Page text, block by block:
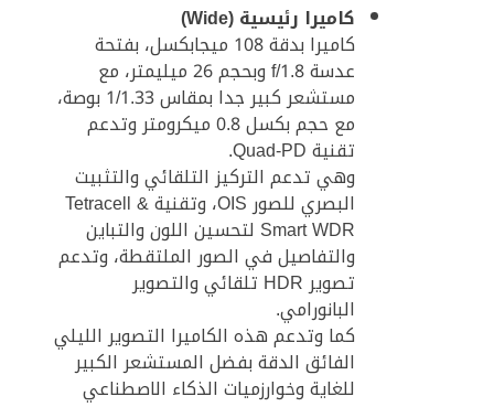
كاميرا رئيسية (Wide)
كاميرا بدقة 108 ميجابكسل، بفتحة
عدسة f/1.8 وبحجم 26 ميليمتر، مع
مستشعر كبير جدا بمقاس 1/1.33 بوصة،
مع حجم بكسل 0.8 ميكرومتر وتدعم
تقنية Quad-PD.
وهي تدعم التركيز التلقائي والتثبيت
البصري للصور OIS، وتقنية Tetracell &
Smart WDR لتحسين اللون والتباين
والتفاصيل في الصور الملتقطة، وتدعم
تصوير HDR تلقائي والتصوير
البانورامي.
كما وتدعم هذه الكاميرا التصوير الليلي
الفائق الدقة بفضل المستشعر الكبير
للغاية وخوارزميات الذكاء الاصطناعي